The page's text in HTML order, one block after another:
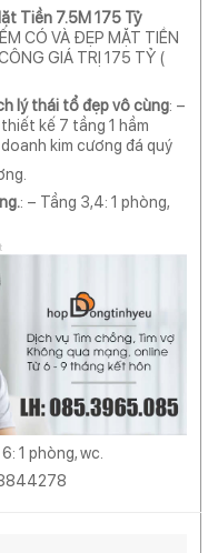
Tiền 7.5M 175 Tỷ
CÓ VÀ ĐẸP MẶT TIỀN
GIÁ TRỊ 175 TỶ (
lý thái tổ đẹp vô cùng: –
kế 7 tầng 1 hầm
kim cương đá quý
: – Tầng 3,4: 1 phòng,
1 phòng, wc.